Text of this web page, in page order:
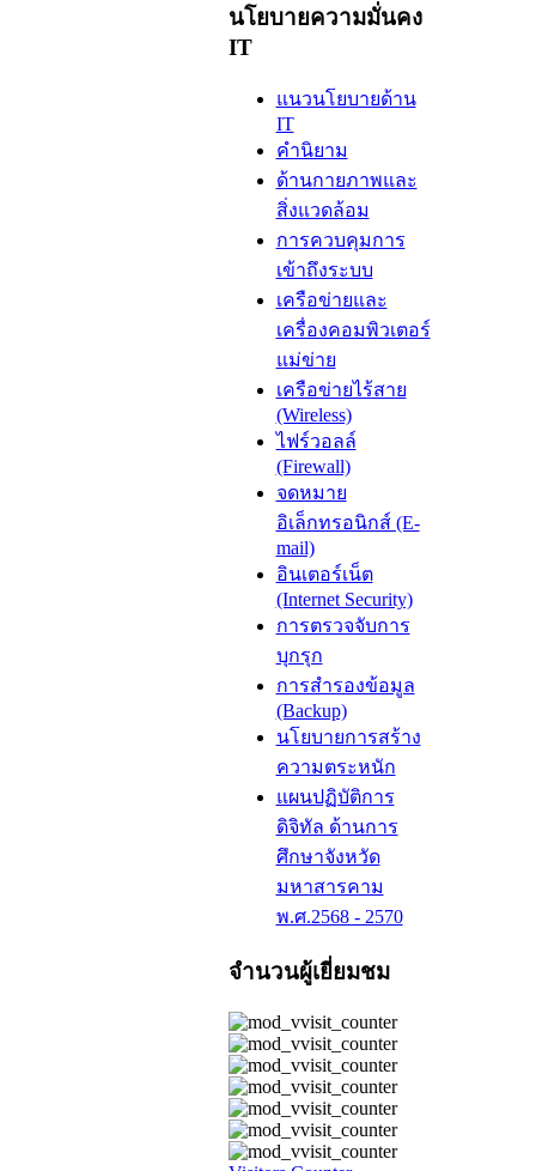
นโยบายความมั่นคง
IT
แนวนโยบายด้าน
IT
คำนิยาม
ด้านกายภาพและ
สิ่งแวดล้อม
การควบคุมการ
เข้าถึงระบบ
เครือข่ายและ
เครื่องคอมพิวเตอร์
แม่ข่าย
เครือข่ายไร้สาย
(Wireless)
ไฟร์วอลล์
(Firewall)
จดหมาย
อิเล็กทรอนิกส์ (E-
mail)
อินเตอร์เน็ต
(Internet Security)
การตรวจจับการ
บุกรุก
การสำรองข้อมูล
(Backup)
นโยบายการสร้าง
ความตระหนัก
แผนปฏิบัติการ
ดิจิทัล ด้านการ
ศึกษาจังหวัด
มหาสารคาม
พ.ศ.2568 - 2570
จำนวนผู้เยี่ยมชม